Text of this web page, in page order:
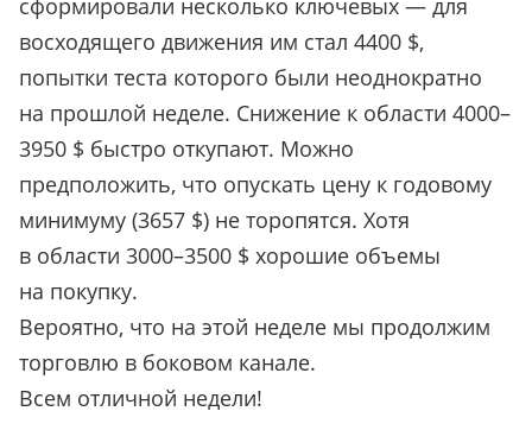
сформировали несколько ключевых — для
восходящего движения им стал 4400 $,
попытки теста которого были неоднократно
на прошлой неделе. Снижение к области 4000–
3950 $ быстро откупают. Можно
предположить, что опускать цену к годовому
минимуму (3657 $) не торопятся. Хотя
в области 3000–3500 $ хорошие объемы
на покупку.
Вероятно, что на этой неделе мы продолжим
торговлю в боковом канале.
Всем отличной недели!